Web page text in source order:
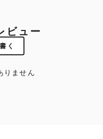
ビュー
く
りません